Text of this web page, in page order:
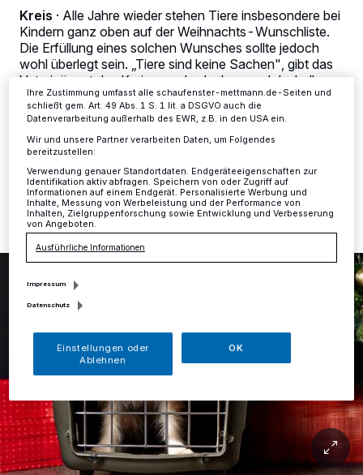
Kreis · Alle Jahre wieder stehen Tiere insbesondere bei
Kindern ganz oben auf der Weihnachts-Wunschliste.
Die Erfüllung eines solchen Wunsches sollte jedoch
wohl überlegt sein. „Tiere sind keine Sachen", gibt das
Veterinäramt des Kreises zu bedenken, und deshalb
sollten zum Wohle der Tiere zunächst einige wichtige
Fragen geklärt sein.
12.12.2024 , 16:26 Uhr Eine Minute Lesezeit
Anzeigen möglicherweise nicht mehr so relevant für Sie. Sie können
dieses Menü jederzeit wieder aufrufen, um Ihre Einstellungen zu
ändern oder Ihre Einwilligung zu widerrufen, indem Sie auf den Link
Einstellungen oder Ablehnen am unteren Rand der Webseite klicken.
Ihre Einstellungen gelten innerhalb unseres Website. Weitere
Informationen finden Sie in unserer Datenschutzerklärung.
Ihre Zustimmung umfasst alle schaufenster-mettmann.de-Seiten und
schließt gem. Art. 49 Abs. 1 S. 1 lit. a DSGVO auch die
Datenverarbeitung außerhalb des EWR, z.B. in den USA ein.
Wir und unsere Partner verarbeiten Daten, um Folgendes
bereitzustellen:
Verwendung genauer Standortdaten. Endgeräteeigenschaften zur
Identifikation aktiv abfragen. Speichern von oder Zugriff auf
Informationen auf einem Endgerät. Personalisierte Werbung und
Inhalte, Messung von Werbeleistung und der Performance von
Inhalten, Zielgruppenforschung sowie Entwicklung und Verbesserung
von Angeboten.
Ausführliche Informationen
Impressum
Datenschutz
Einstellungen oder
Ablehnen
OK